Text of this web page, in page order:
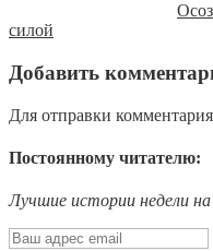
силой
Добавить
Для отправки
Постоянному читателю:
Лучшие истории недели